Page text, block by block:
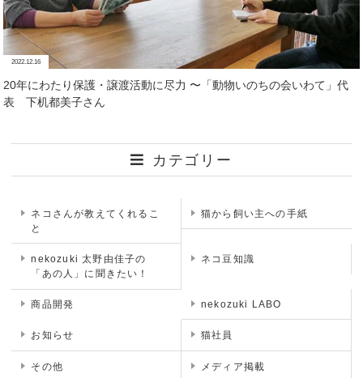
2022.12.16
20年にわたり保護・譲渡活動に尽力 〜「動物いのちの会いわて」代
表 下机都美子さん
カテゴリー
ネコさんが教えてくれるこ
と
猫から飼い主への手紙
nekozuki 太野由佳子の
「あの人」に聞きたい！
ネコ豆知識
商品開発 nekozuki LABO
お知らせ 猫社員
その他 メディア掲載